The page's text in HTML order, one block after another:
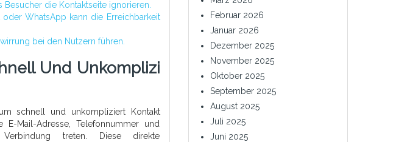
die Kontaktseite ignorieren.
WhatsApp kann die Erreichbarkeit
bei den Nutzern führen.
Und Unkomplizi
schnell und unkompliziert Kontakt
Mail-Adresse, Telefonnummer und
treten. Diese direkte
Februar 2026
Januar 2026
Dezember 2025
November 2025
Oktober 2025
September 2025
August 2025
Juli 2025
Juni 2025